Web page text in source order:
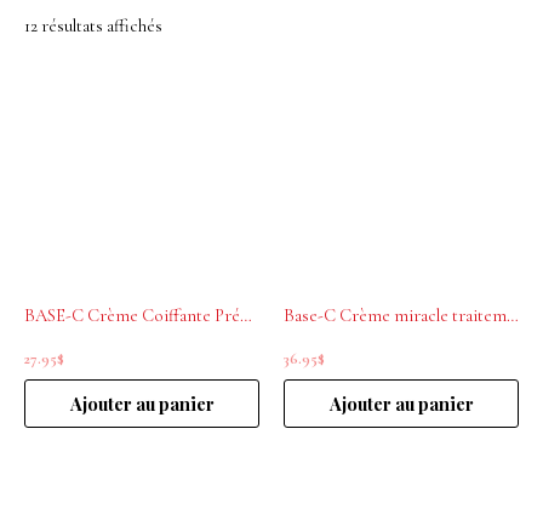
12 résultats affichés
BASE-C Crème Coiffante Précieuse 200ml
27.95$
Ajouter au panier
Base-C Crème miracle traitement 21-EN-1 200ml
36.95$
Ajouter au panier